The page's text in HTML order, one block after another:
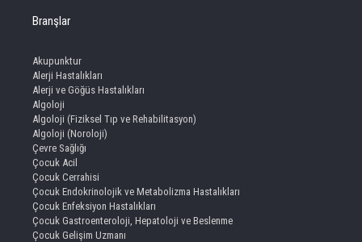
Branşlar
Akupunktur
Alerji Hastalıkları
Alerji ve Göğüs Hastalıkları
Algoloji
Algoloji (Fiziksel Tıp ve Rehabilitasyon)
Algoloji (Noroloji)
Çevre Sağlığı
Çocuk Acil
Çocuk Cerrahisi
Çocuk Endokrinolojik ve Metabolizma Hastalıkları
Çocuk Enfeksiyon Hastalıkları
Çocuk Gastroenteroloji, Hepatoloji ve Beslenme
Çocuk Gelişim Uzmanı